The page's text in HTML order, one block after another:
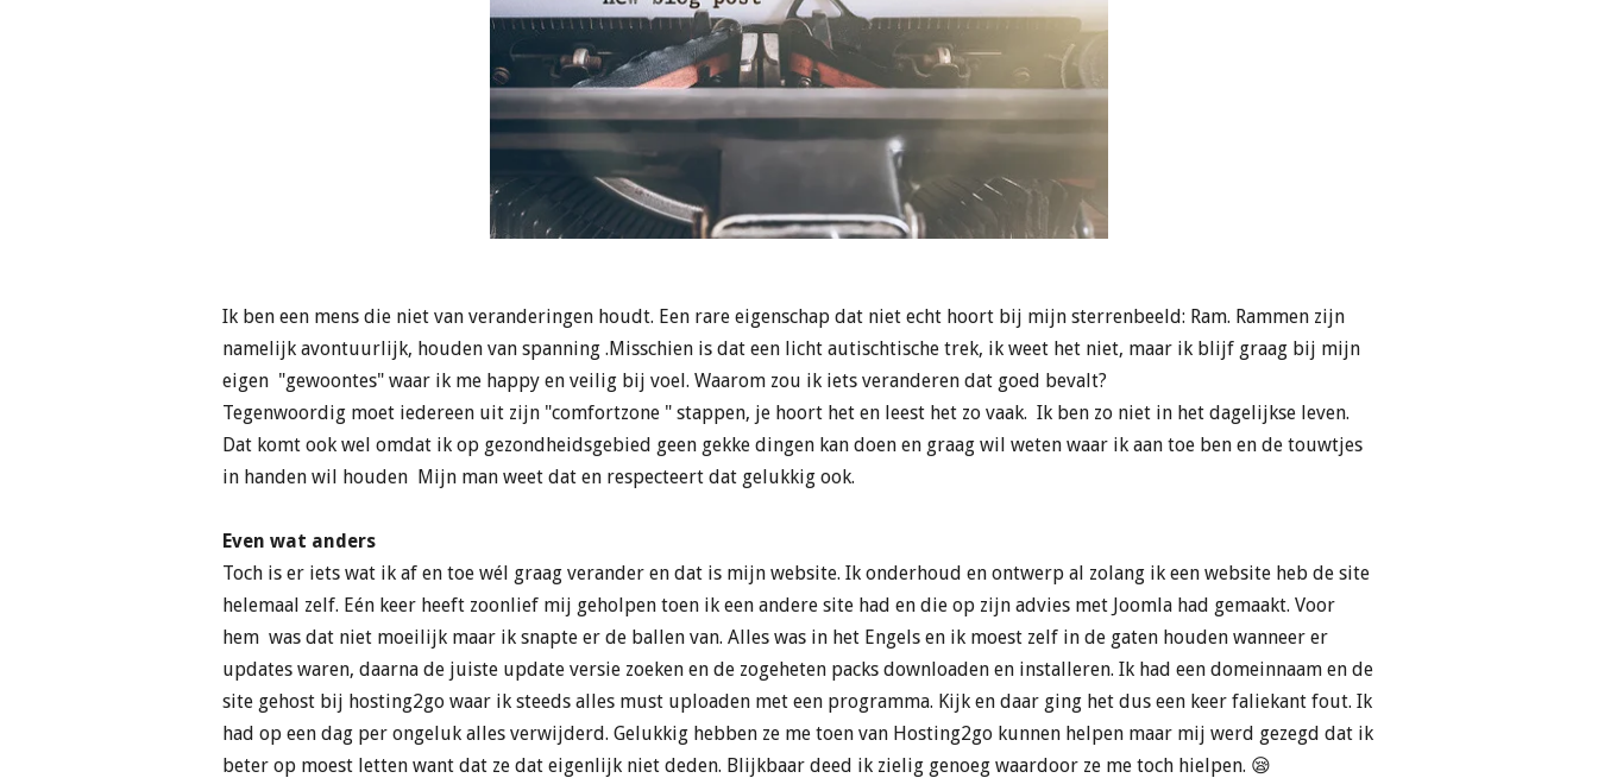
Ik ben een mens die niet van veranderingen houdt. Een rare eigenschap dat niet echt hoort bij mijn sterrenbeeld: Ram. Rammen zijn
namelijk avontuurlijk, houden van spanning .Misschien is dat een licht autischtische trek, ik weet het niet, maar ik blijf graag bij mijn
eigen "gewoontes" waar ik me happy en veilig bij voel. Waarom zou ik iets veranderen dat goed bevalt?
Tegenwoordig moet iedereen uit zijn "comfortzone " stappen, je hoort het en leest het zo vaak. Ik ben zo niet in het dagelijkse leven.
Dat komt ook wel omdat ik op gezondheidsgebied geen gekke dingen kan doen en graag wil weten waar ik aan toe ben en de touwtjes
in handen wil houden Mijn man weet dat en respecteert dat gelukkig ook.
Even wat anders
Toch is er iets wat ik af en toe wél graag verander en dat is mijn website. Ik onderhoud en ontwerp al zolang ik een website heb de site
helemaal zelf. Eén keer heeft zoonlief mij geholpen toen ik een andere site had en die op zijn advies met Joomla had gemaakt. Voor
hem was dat niet moeilijk maar ik snapte er de ballen van. Alles was in het Engels en ik moest zelf in de gaten houden wanneer er
updates waren, daarna de juiste update versie zoeken en de zogeheten packs downloaden en installeren. Ik had een domeinnaam en de
site gehost bij hosting2go waar ik steeds alles must uploaden met een programma. Kijk en daar ging het dus een keer faliekant fout. Ik
had op een dag per ongeluk alles verwijderd. Gelukkig hebben ze me toen van Hosting2go kunnen helpen maar mij werd gezegd dat ik
beter op moest letten want dat ze dat eigenlijk niet deden. Blijkbaar deed ik zielig genoeg waardoor ze me toch hielpen. 😪